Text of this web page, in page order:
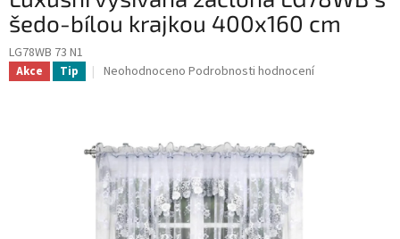
šedo-bílou krajkou 400x160 cm
LG78WB 73 N1
Akce Tip
Průměrné
z
5
hvězdiček.
Neohodnoceno Podrobnosti hodnocení